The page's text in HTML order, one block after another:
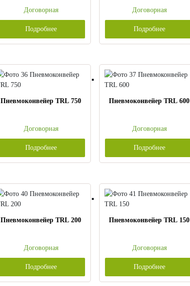
Договорная
Подробнее
Договорная
Подробнее
Пневмоконвейер TRL 750
Договорная
Подробнее
Пневмоконвейер TRL 600
Договорная
Подробнее
Пневмоконвейер TRL 200
Договорная
Подробнее
Пневмоконвейер TRL 150
Договорная
Подробнее